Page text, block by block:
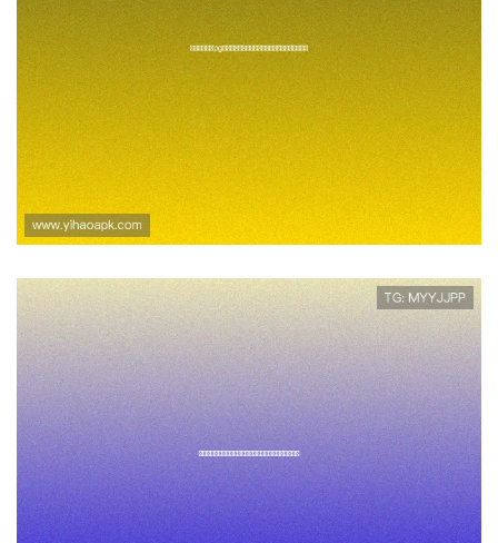
壹号电子娱乐pg高收益游戏推
荐及盈利技巧助你轻松实现财富
增值